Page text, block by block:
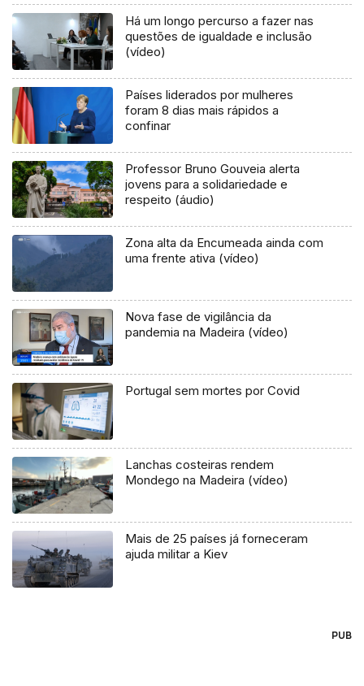
Há um longo percurso a fazer nas
questões de igualdade e inclusão
(vídeo)
Países liderados por mulheres
foram 8 dias mais rápidos a
confinar
Professor Bruno Gouveia alerta
jovens para a solidariedade e
respeito (áudio)
Zona alta da Encumeada ainda com
uma frente ativa (vídeo)
Nova fase de vigilância da
pandemia na Madeira (vídeo)
Portugal sem mortes por Covid
Lanchas costeiras rendem
Mondego na Madeira (vídeo)
Mais de 25 países já forneceram
ajuda militar a Kiev
PUB